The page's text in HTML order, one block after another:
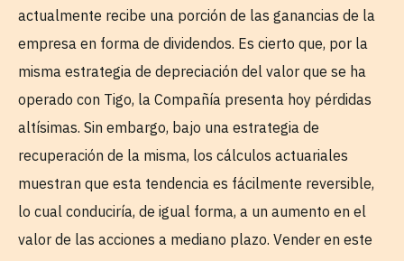
actualmente recibe una porción de las ganancias de la
empresa en forma de dividendos. Es cierto que, por la
misma estrategia de depreciación del valor que se ha
operado con Tigo, la Compañía presenta hoy pérdidas
altísimas. Sin embargo, bajo una estrategia de
recuperación de la misma, los cálculos actuariales
muestran que esta tendencia es fácilmente reversible,
lo cual conduciría, de igual forma, a un aumento en el
valor de las acciones a mediano plazo. Vender en este